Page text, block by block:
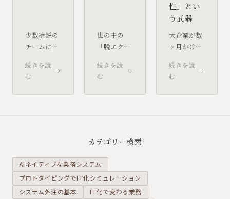
少数精鋭の
チームにと
の同期スピ
ードは生命
こそ、あえ
以上の機動
力を手に入
れるための
「黄金の構
続きを読
む
世の中の
「脱エクセ
言葉に惑わ
されてはい
者にとっ
ルは最強の
味方です。
ただし、そ
れを「表計
算」ではな
く「データ
続きを読
む
性」とい
う武器
大企業が数
ヶ月かける
善を、小規
模チームは
す。この
続きを読
む
カテゴリー検索
AIネイティブな業務システム
プロトタイピングでIT化シミュレーション
システム外注の基本
IT化で変わる業務